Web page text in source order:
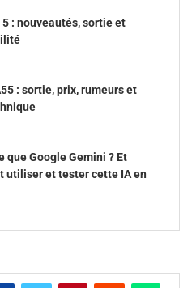
5 : nouveautés, sortie et
: sortie, prix, rumeurs et
que Google Gemini ? Et
utiliser et tester cette IA en